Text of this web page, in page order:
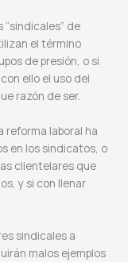
de
el término
de presión, o si
ello el uso del
razón de ser.
reforma laboral ha
en los sindicatos, o
clientelares que
y si con llenar
sindicales a
malos ejemplos